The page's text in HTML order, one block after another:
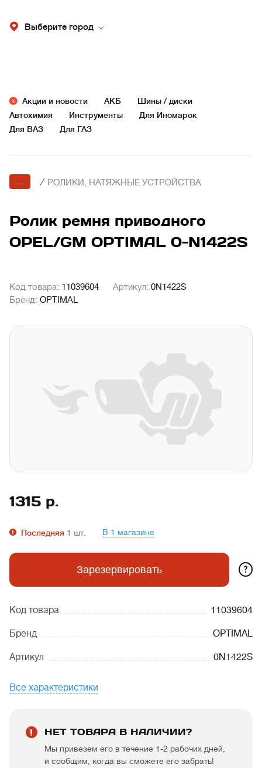
Выберите город
Акции и новости АКБ
Шины / диски
Автохимия
Инструменты
Для Иномарок
Для ВАЗ
Для ГАЗ
... / РОЛИКИ, НАТЯЖНЫЕ УСТРОЙСТВА
Ролик ремня приводного
OPEL/GM OPTIMAL 0-N1422S
Код товара: 11039604 Артикул: 0N1422S
Бренд: OPTIMAL
1315 р.
Последняя 1 шт. В 1 магазине
Зарезервировать ?
Код товара 11039604
Бренд OPTIMAL
Артикул 0N1422S
Все характеристики
НЕТ ТОВАРА В НАЛИЧИИ?
Мы привезем его в течение 1-2 рабочих дней,
и сообщим, когда вы сможете его забрать!